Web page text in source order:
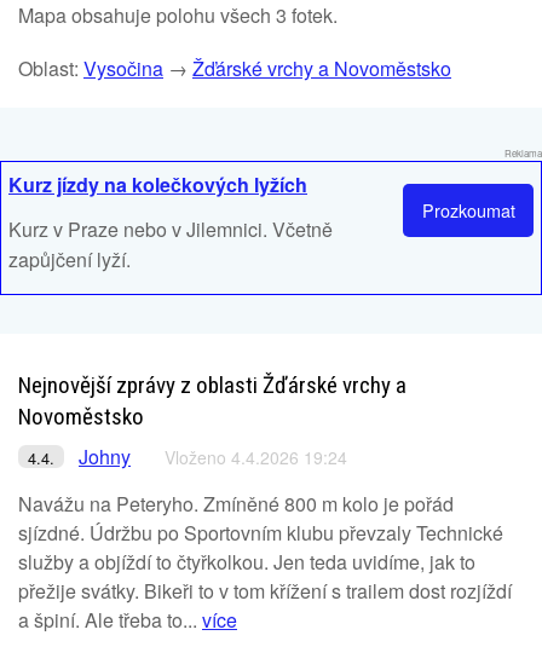
Mapa obsahuje polohu všech 3 fotek.
Oblast: Vysočina → Žďárské vrchy a Novoměstsko
Reklama
Prozkoumat
Kurz jízdy na kolečkových lyžích
Kurz v Praze nebo v Jilemnici. Včetně
zapůjčení lyží.
Nejnovější zprávy z oblasti Žďárské vrchy a
Novoměstsko
4.4. Johny Vloženo 4.4.2026 19:24
Navážu na Peteryho. Zmíněné 800 m kolo je pořád
sjízdné. Údržbu po Sportovním klubu převzaly Technické
služby a objíždí to čtyřkolkou. Jen teda uvidíme, jak to
přežije svátky. Bikeři to v tom křížení s trailem dost rozjíždí
a špiní. Ale třeba to... více